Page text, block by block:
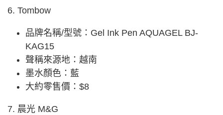
6. Tombow
品牌名稱/型號：Gel Ink Pen AQUAGEL BJ-
KAG15
聲稱來源地：越南
墨水顏色：藍
大約零售價：$8
7. 晨光 M&G